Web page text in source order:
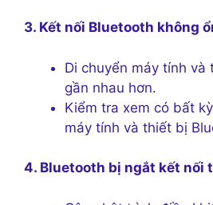
3. Kết nối Bluetooth không
Di chuyển máy tính và
gần nhau hơn.
Kiểm tra xem có bất
máy tính và thiết bị
4. Bluetooth bị ngắt kết nối